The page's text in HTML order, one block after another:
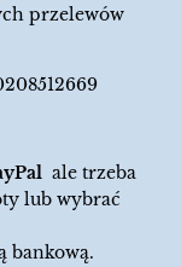
przelewów
ale trzeba
lub wybrać
bankową.